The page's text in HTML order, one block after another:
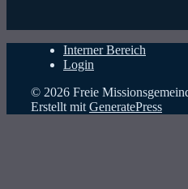
Interner Bereich
Login
© 2026 Freie
Erstellt mit GeneratePress